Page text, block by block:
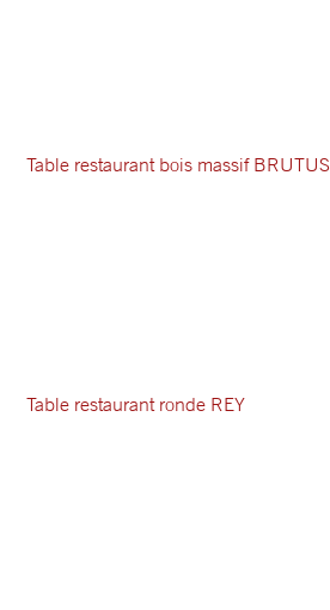
Table restaurant bois massif BRUTUS
Table restaurant ronde REY